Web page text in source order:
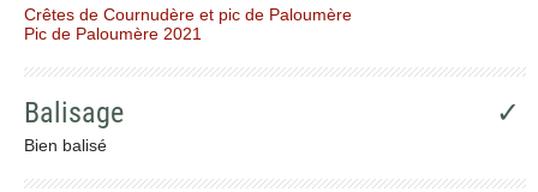
Crêtes de Cournudère et pic de Paloumère
Pic de Paloumère 2021
Balisage ✓
Bien balisé